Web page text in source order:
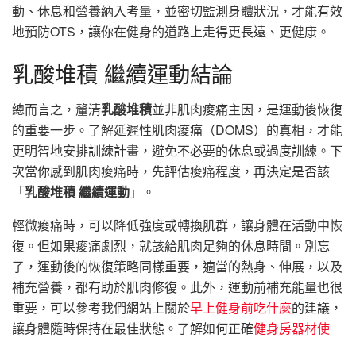
動、休息和營養納入考量，並密切監測身體狀況，才能有效
地預防OTS，讓你在健身的道路上走得更長遠、更健康。
乳酸堆積 繼續運動結論
總而言之，釐清乳酸堆積並非肌肉痠痛主因，是運動後恢復
的重要一步。了解延遲性肌肉痠痛（DOMS）的真相，才能
更明智地安排訓練計畫，避免不必要的休息或過度訓練。下
次當你感到肌肉痠痛時，先評估痠痛程度，再決定是否該
「乳酸堆積 繼續運動」。
輕微痠痛時，可以降低強度或轉換肌群，讓身體在活動中恢
復。但如果痠痛劇烈，就該給肌肉足夠的休息時間。別忘
了，運動後的恢復策略同樣重要，適當的熱身、伸展，以及
補充營養，都有助於肌肉修復。此外，運動前補充能量也很
重要，可以參考我們網站上關於早上健身前吃什麼的建議，
讓身體隨時保持在最佳狀態。了解如何正確健身房器材使